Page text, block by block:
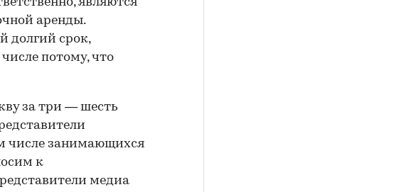
аренды.
долгий срок,
потому, что
за три — шесть
числе занимающихся
к
медиа